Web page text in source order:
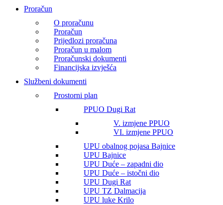
Proračun
O proračunu
Proračun
Prijedlozi proračuna
Proračun u malom
Proračunski dokumenti
Financijska izvješća
Službeni dokumenti
Prostorni plan
PPUO Dugi Rat
V. izmjene PPUO
VI. izmjene PPUO
UPU obalnog pojasa Bajnice
UPU Bajnice
UPU Duće – zapadni dio
UPU Duće – istočni dio
UPU Dugi Rat
UPU TZ Dalmacija
UPU luke Krilo